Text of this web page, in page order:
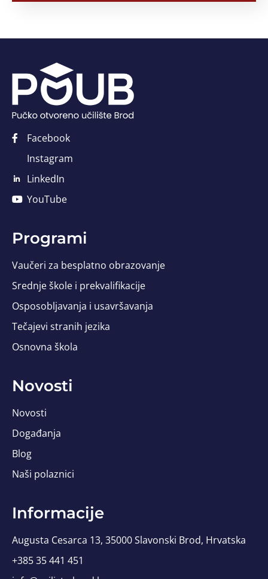
Facebook
Instagram
LinkedIn
YouTube
Programi
Vaučeri za besplatno obrazovanje
Srednje škole i prekvalifikacije
Osposobljavanja i usavršavanja
Tečajevi stranih jezika
Osnovna škola
Novosti
Novosti
Događanja
Blog
Naši polaznici
Informacije
Augusta Cesarca 13, 35000 Slavonski Brod, Hrvatska
+385 35 441 451